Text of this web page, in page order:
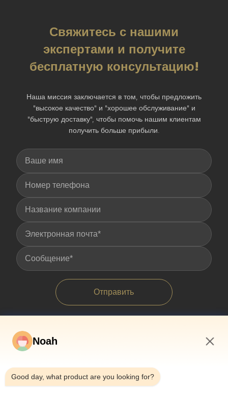
Свяжитесь с нашими
экспертами и получите
бесплатную консультацию!
Наша миссия заключается в том, чтобы предложить
"высокое качество" и "хорошее обслуживание" и
"быструю доставку", чтобы помочь нашим клиентам
получить больше прибыли.
Отправить
Noah
Good day, what product are you looking for?